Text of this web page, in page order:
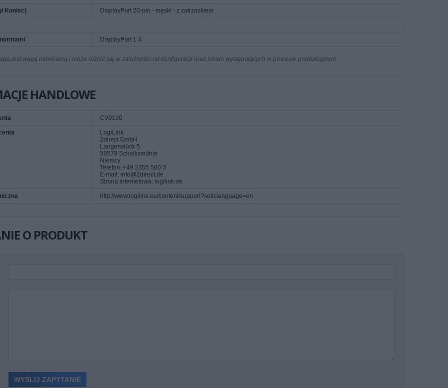
Koniec) DisplayPort 20-pin - męski - z zatrzaskiem
DisplayPort 1.4
jest wagą minimalną i może różnić się w zależności od konfiguracji oraz zmian występujących w procesie produkcyjnym.
HANDLOWE
CV0120
LogiLink
2direct GmbH
Langenstück 5
58579 Schalksmühle
Niemcy
Telefon: +49 2355 500 0
E-mail: info@2direct.de
Strona internetowa: logilink.de
http://www.logilink.eu/content/support?seticlanguage=en
O PRODUKT